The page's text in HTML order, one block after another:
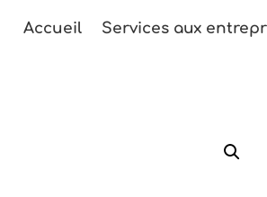
Accueil Services aux